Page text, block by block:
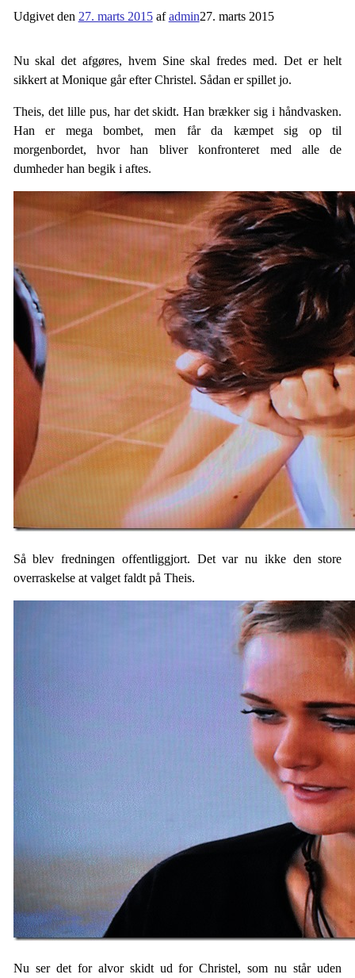
Udgivet den 27. marts 2015 afadmin27. marts 2015
Nu skal det afgøres, hvem Sine skal fredes med. Det er helt
sikkert at Monique går efter Christel. Sådan er spillet jo.
Theis, det lille pus, har det skidt. Han brækker sig i håndvasken.
Han er mega bombet, men får da kæmpet sig op til
morgenbordet, hvor han bliver konfronteret med alle de
dumheder han begik i aftes.
Så blev fredningen offentliggjort. Det var nu ikke den store
overraskelse at valget faldt på Theis.
Nu ser det for alvor skidt ud for Christel, som nu står uden